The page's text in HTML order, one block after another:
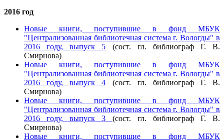
2016 год
Новые книги, поступившие в фонд МБУК
"Централизованная библиотечная система г. Вологды" в
2016 году, выпуск 5 (сост. гл. библиограф Г. В.
Смирнова)
Новые книги, поступившие в фонд МБУК
"Централизованная библиотечная система г. Вологды" в
2016 году, выпуск 4 (сост. гл. библиограф Г. В.
Смирнова)
Новые книги, поступившие в фонд МБУК
"Централизованная библиотечная система г. Вологды" в
2016 году, выпуск 3 (сост. гл. библиограф Г. В.
Смирнова)
Новые книги, поступившие в фонд МБУК